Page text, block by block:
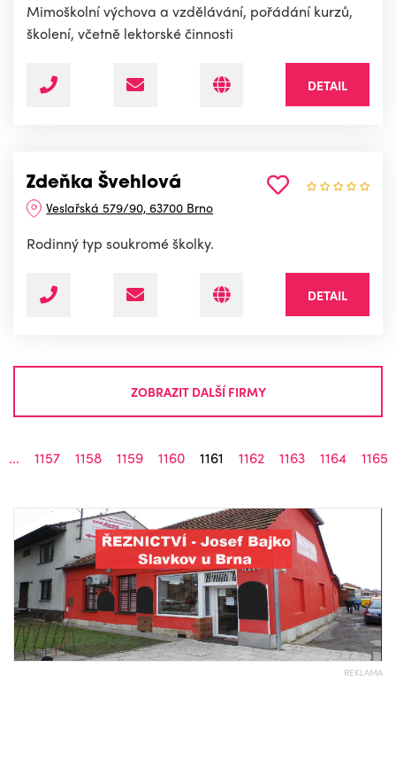
Mimoškolní výchova a vzdělávání, pořádání kurzů,
školení, včetně lektorské činnosti
DETAIL
Zdeňka Švehlová
Veslařská 579/90, 63700 Brno
Rodinný typ soukromé školky.
DETAIL
ZOBRAZIT DALŠÍ FIRMY
... 1157 1158 1159 1160 1161 1162 1163 1164 1165
REKLAMA